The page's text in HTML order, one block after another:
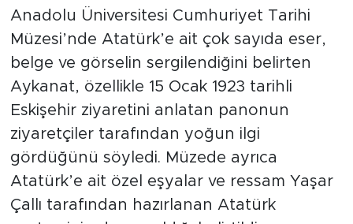
Anadolu Üniversitesi Cumhuriyet Tarihi
Müzesi’nde Atatürk’e ait çok sayıda eser,
belge ve görselin sergilendiğini belirten
Aykanat, özellikle 15 Ocak 1923 tarihli
Eskişehir ziyaretini anlatan panonun
ziyaretçiler tarafından yoğun ilgi
gördüğünü söyledi. Müzede ayrıca
Atatürk’e ait özel eşyalar ve ressam Yaşar
Çallı tarafından hazırlanan Atatürk